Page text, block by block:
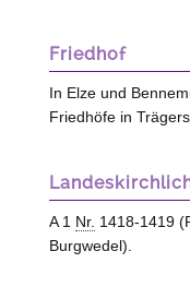
Friedhof
In Elzeund
Friedhöfe in
A 1 Nr. 1418-1419
Burgwedel).